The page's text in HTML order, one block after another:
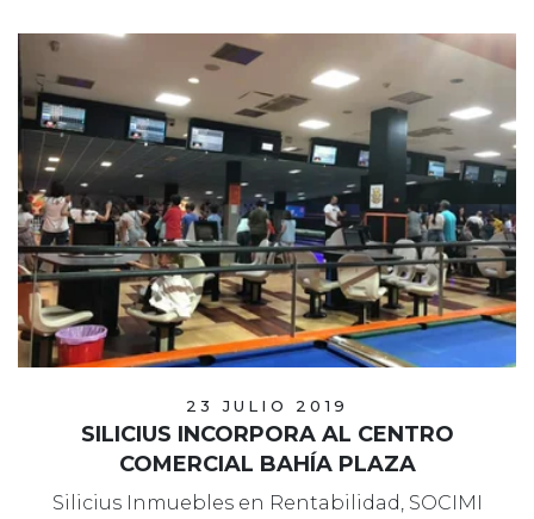
23 JULIO 2019
SILICIUS INCORPORA AL CENTRO
COMERCIAL BAHÍA PLAZA
Silicius Inmuebles en Rentabilidad, SOCIMI